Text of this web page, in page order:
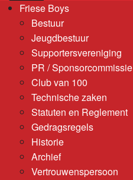
Friese Boys
Bestuur
Jeugdbestuur
Supportersvereniging
PR / Sponsorcommissie
Club van 100
Technische zaken
Statuten en Reglement
Gedragsregels
Historie
Archief
Vertrouwenspersoon